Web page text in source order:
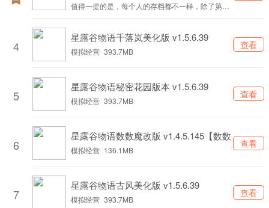
值得一提的是，每个人的存档都不一样，除了第三
不可能生搬硬套的。
4
星露谷物语千落岚美化版 v1.5.6.39
模拟经营 393.7MB
查看
5
星露谷物语秘密花园版本 v1.5.6.39
模拟经营 393.7MB
查看
6
星露谷物语数数魔改版 v1.4.5.145【数数
魔改版】
模拟经营 136.1MB
查看
7
星露谷物语古风美化版 v1.5.6.39
模拟经营 393.7MB
查看